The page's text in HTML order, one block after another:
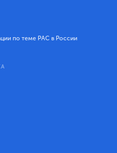
по теме РАС в России